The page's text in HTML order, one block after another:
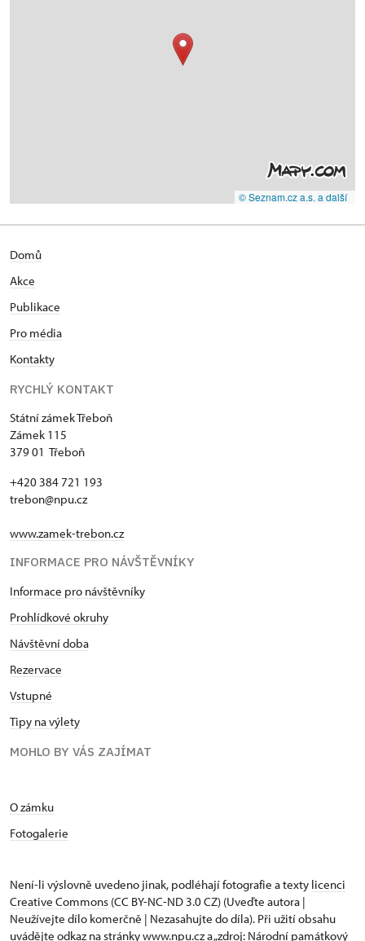
© Seznam.cz a.s. a další
Domů
Akce
Publikace
Pro média
Kontakty
RYCHLÝ KONTAKT
Státní zámek Třeboň
Zámek 115
379 01 Třeboň
+420 384 721 193
trebon@npu.cz
www.zamek-trebon.cz
INFORMACE PRO NÁVŠTĚVNÍKY
Informace pro návštěvníky
Prohlídkové okruhy
Návštěvní doba
Rezervace
Vstupné
Tipy na výlety
MOHLO BY VÁS ZAJÍMAT
O zámku
Fotogalerie
Není-li výslovně uvedeno jinak, podléhají fotografie a texty licenci
Creative Commons (CC BY-NC-ND 3.0 CZ) (Uveďte autora |
Neužívejte dílo komerčně | Nezasahujte do díla). Při užití obsahu
uvádějte odkaz na stránky www.npu.cz a „zdroj: Národní památkový